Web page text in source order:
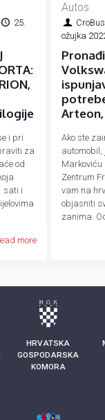
25.
i pri
za
od
sati i
more
Autos
ožujka
Ako ste
automobil,
Markoviću
Zentrum
vam na
objasniti
zanima.
HRVATSKA
GOSPODARSKA
KOMORA